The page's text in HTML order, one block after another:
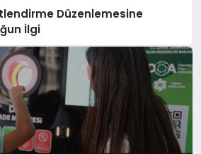
Düzenlemesine
İlgi